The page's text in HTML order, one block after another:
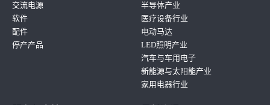
交流电源
软件
配件
停产产品
半导体产业
医疗设备行业
电动马达
LED照明产业
汽车与车用电子
新能源与太阳能产业
家用电器行业